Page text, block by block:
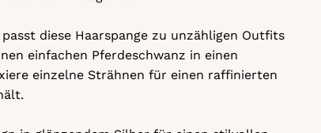
diese Haarspange zu unzähligen Outfits
einfachen Pferdeschwanz in einen
einzelne Strähnen für einen raffinierten